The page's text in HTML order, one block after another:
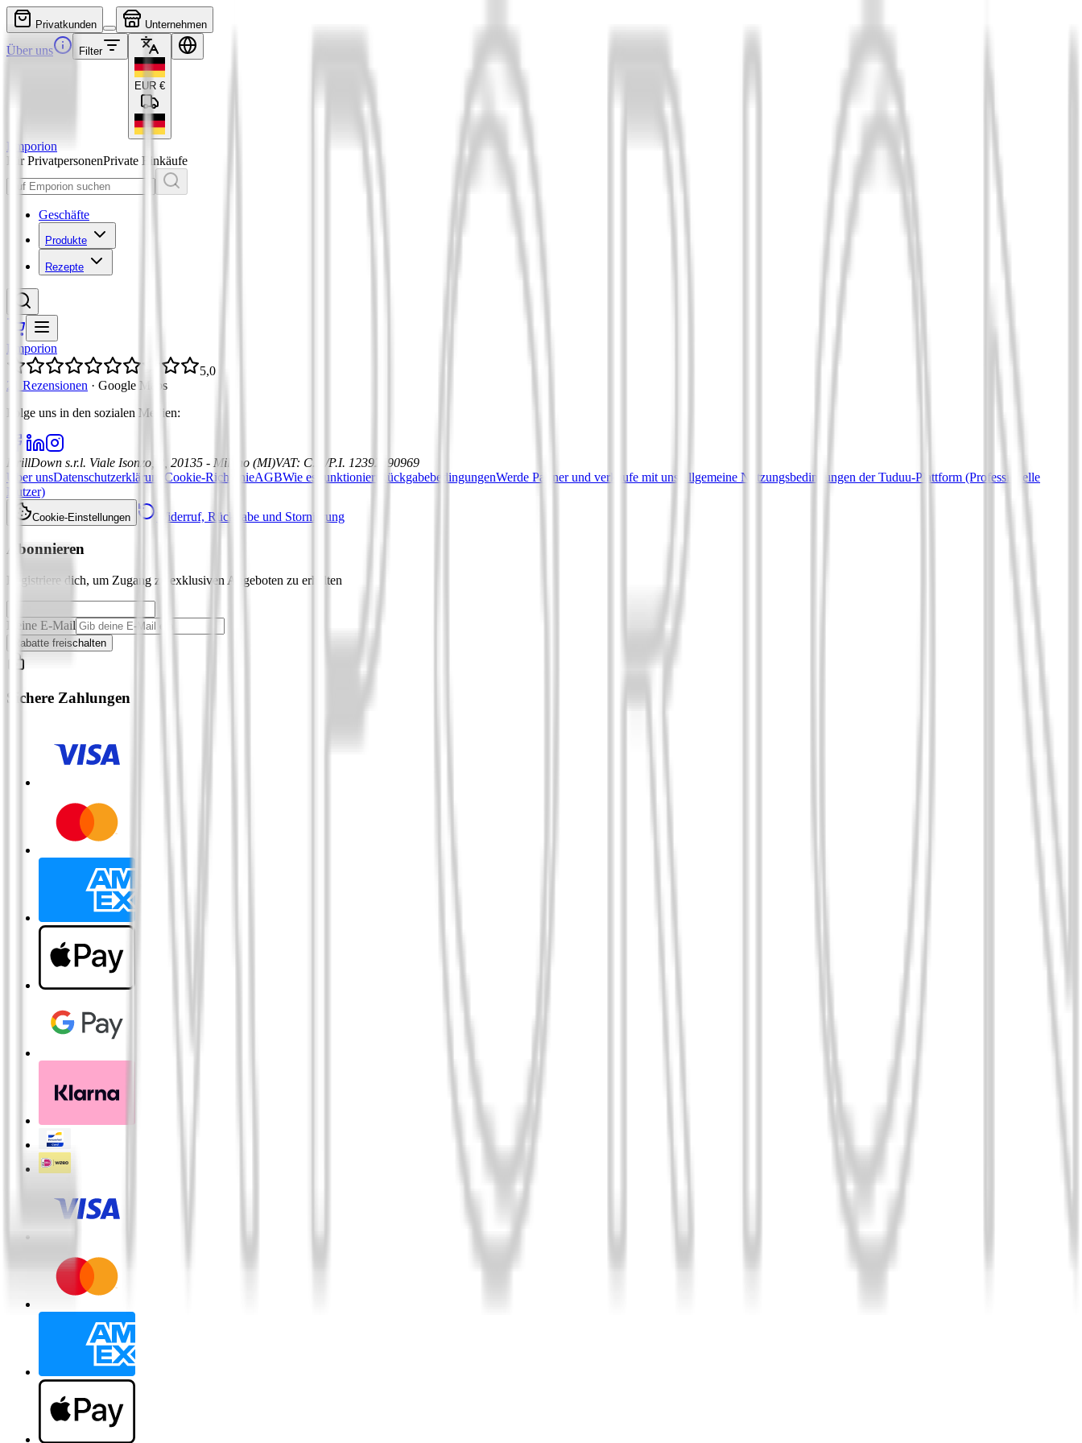
Privatkunden Unternehmen
Über uns Filter
EUR €
Emporion
Für PrivatpersonenPrivate Einkäufe
Geschäfte
Produkte
Rezepte
Emporion
5,0
21 Rezensionen · Google Maps
Folge uns in den sozialen Medien:
DrillDown s.r.l. Viale Isonzo, 8, 20135 - Milano (MI)VAT: C.F./P.I. 12392590969
Über unsDatenschutzerklärung Cookie-RichtlinieAGBWie es funktioniert RückgabebedingungenWerde Partner und verkaufe mit uns
Allgemeine Nutzungsbedingungen der Tuduu-Plattform (Professionelle
Nutzer)
Cookie-Einstellungen Widerruf, Rückgabe und Stornierung
Abonnieren
Registriere dich, um Zugang zu exklusiven Angeboten zu erhalten
Deine E-Mail
Rabatte freischalten
Sichere Zahlungen